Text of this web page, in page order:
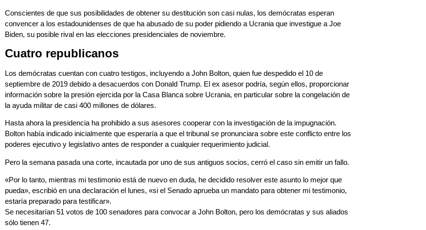
Conscientes de que sus posibilidades de obtener su destitución son casi nulas, los demócratas esperan
convencer a los estadounidenses de que ha abusado de su poder pidiendo a Ucrania que investigue a Joe
Biden, su posible rival en las elecciones presidenciales de noviembre.
Cuatro republicanos
Los demócratas cuentan con cuatro testigos, incluyendo a John Bolton, quien fue despedido el 10 de
septiembre de 2019 debido a desacuerdos con Donald Trump. El ex asesor podría, según ellos, proporcionar
información sobre la presión ejercida por la Casa Blanca sobre Ucrania, en particular sobre la congelación de
la ayuda militar de casi 400 millones de dólares.
Hasta ahora la presidencia ha prohibido a sus asesores cooperar con la investigación de la impugnación.
Bolton había indicado inicialmente que esperaría a que el tribunal se pronunciara sobre este conflicto entre los
poderes ejecutivo y legislativo antes de responder a cualquier requerimiento judicial.
Pero la semana pasada una corte, incautada por uno de sus antiguos socios, cerró el caso sin emitir un fallo.
«Por lo tanto, mientras mi testimonio está de nuevo en duda, he decidido resolver este asunto lo mejor que
pueda», escribió en una declaración el lunes, «si el Senado aprueba un mandato para obtener mi testimonio,
estaría preparado para testificar».
Se necesitarían 51 votos de 100 senadores para convocar a John Bolton, pero los demócratas y sus aliados
sólo tienen 47.